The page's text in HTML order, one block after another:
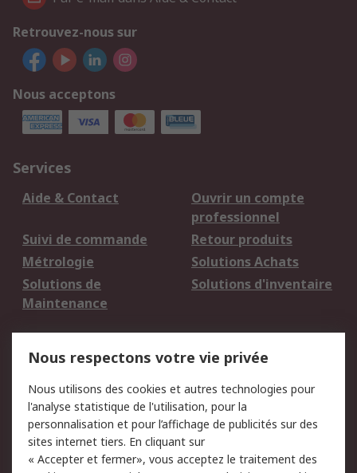
Retrouvez-nous sur
Nous acceptons
Services
Aide & Contact
Ouvrir un compte
professionnel
Suivi de commande
Retour produits
Métrologie
Solutions Achats
Solutions de
Maintenance
Solutions d'inventaire
du site
Politique de protection
des données - Mise à
jour
Sécurité des E-mails
Nous respectons votre vie privée
Nous utilisons des cookies et autres technologies pour
l'analyse statistique de l'utilisation, pour la
personnalisation et pour l’affichage de publicités sur des
sites internet tiers. En cliquant sur
« Accepter et fermer», vous acceptez le traitement des